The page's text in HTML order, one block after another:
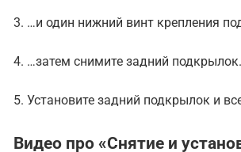
3. …и один нижний винт крепления
4. …затем снимите задний подкрылок.
5. Установите задний подкрылок и
Видео про «Снятие и